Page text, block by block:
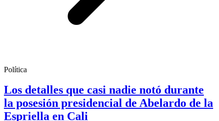
Política
Los detalles que casi nadie notó durante
la posesión presidencial de Abelardo de la
Espriella en Cali